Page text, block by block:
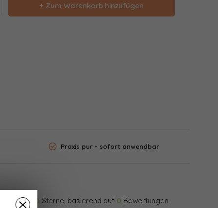
+ Zum Warenkorb hinzufügen
Praxis pur - sofort anwendbar
0 Sterne, basierend auf 0 Bewertungen